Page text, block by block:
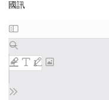
國訊